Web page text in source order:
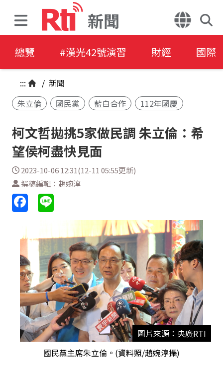
新聞
總覽 #漢光42號演習 財經 國際
::: / 新聞
朱立倫
國民黨 藍白合作 112年國慶
柯文哲拋挑5家做民調 朱立倫：希
望侯柯盡快見面
2023-10-06 12:31(12-11 05:55更新)
撰稿編輯：趙婉淳
圖片來源：央廣RTI
國民黨主席朱立倫。(資料照/趙婉淳攝)